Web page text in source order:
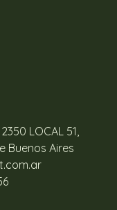
LOCAL 51,
Buenos Aires